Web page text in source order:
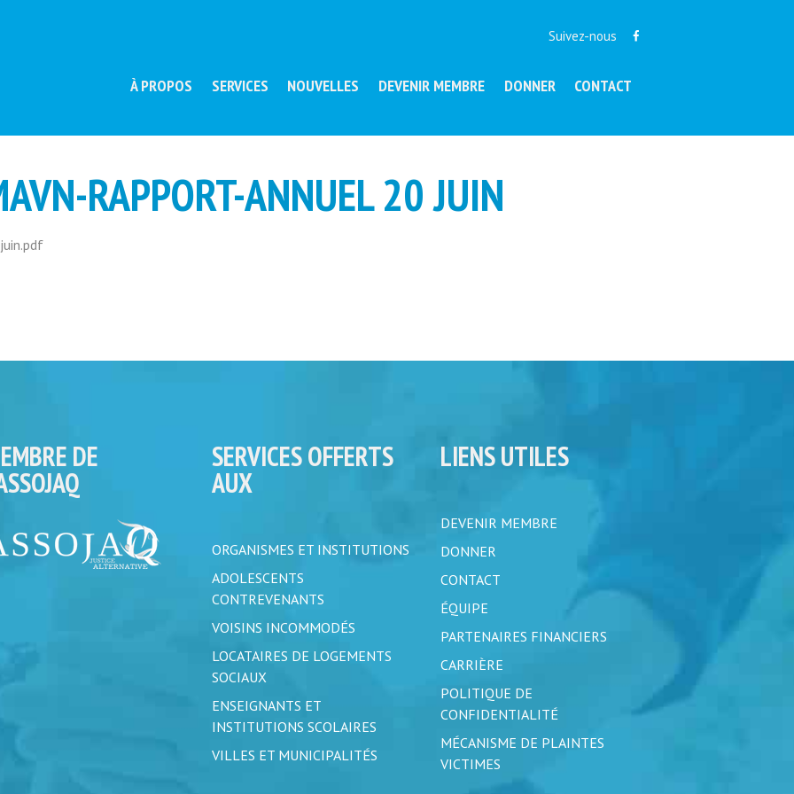
Suivez-nous
À PROPOS SERVICES NOUVELLES DEVENIR MEMBRE DONNER CONTACT
RAPPORT-ANNUEL 20 JUIN
DE SERVICES OFFERTS
AUX
ORGANISMES ET INSTITUTIONS
ADOLESCENTS
CONTREVENANTS
VOISINS INCOMMODÉS
LOCATAIRES DE LOGEMENTS
SOCIAUX
ENSEIGNANTS ET
INSTITUTIONS SCOLAIRES
VILLES ET MUNICIPALITÉS
LIENS UTILES
DEVENIR MEMBRE
DONNER
CONTACT
ÉQUIPE
PARTENAIRES FINANCIERS
CARRIÈRE
POLITIQUE DE
CONFIDENTIALITÉ
MÉCANISME DE PLAINTES
VICTIMES